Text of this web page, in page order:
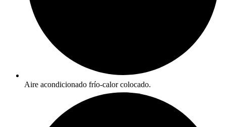
Aire acondicionado frío-calor colocado.